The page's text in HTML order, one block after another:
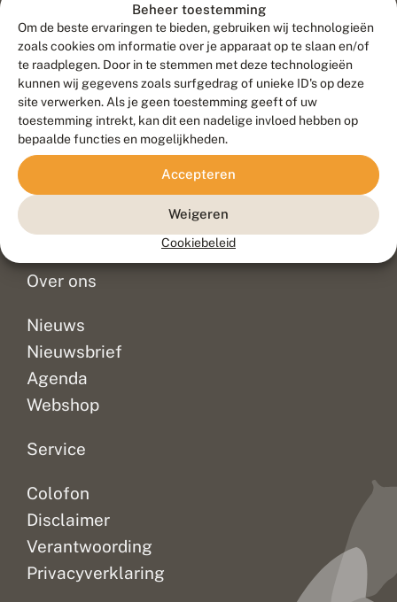
Beheer toestemming
Om de beste ervaringen te bieden, gebruiken wij technologieën
zoals cookies om informatie over je apparaat op te slaan en/of
te raadplegen. Door in te stemmen met deze technologieën
kunnen wij gegevens zoals surfgedrag of unieke ID's op deze
site verwerken. Als je geen toestemming geeft of uw
toestemming intrekt, kan dit een nadelige invloed hebben op
bepaalde functies en mogelijkheden.
Accepteren
Weigeren
Cookiebeleid
Contact
Veelgestelde vragen
Doneer
Over ons
Nieuws
Nieuwsbrief
Agenda
Webshop
Service
Colofon
Disclaimer
Verantwoording
Privacyverklaring
Meld waarnemingen© 2026 Vlinderstichting
Duurzaam ontwikkeld door
Go2People
, ontworpen door
Blue Field Agency
Privacy
Disclaimer
Sitemap